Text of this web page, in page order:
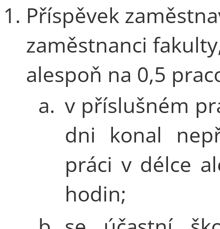
Příspěvek
zaměstnanci
alespoň na 0,5
a. v příslušném
dni konal
práci v délce
hodin;